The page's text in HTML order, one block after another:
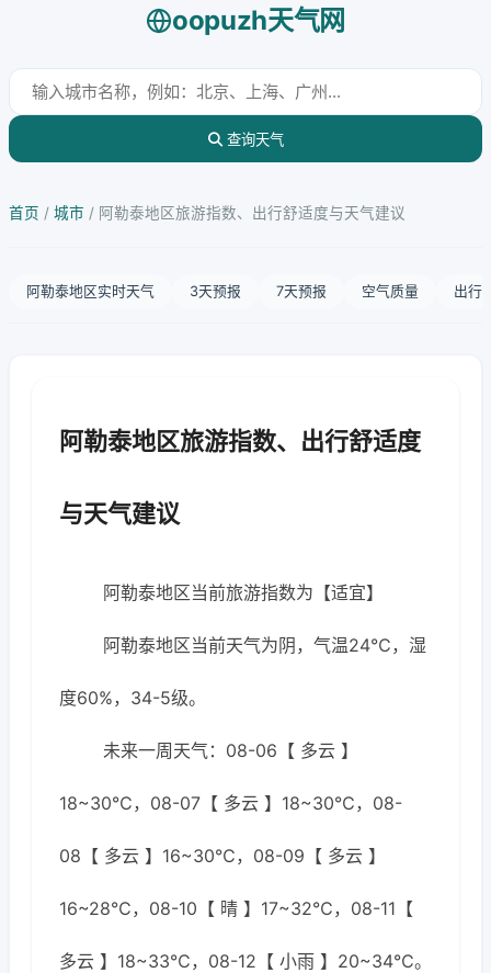
oopuzh天气网
查询天气
首页 / 城市 / 阿勒泰地区旅游指数、出行舒适度与天气建议
阿勒泰地区实时天气 3天预报 7天预报 空气质量 出行
阿勒泰地区旅游指数、出行舒适度
与天气建议
阿勒泰地区当前旅游指数为【适宜】
阿勒泰地区当前天气为阴，气温24℃，湿
度60%，34-5级。
未来一周天气：08-06【 多云 】
18~30℃，08-07【 多云 】18~30℃，08-
08【 多云 】16~30℃，08-09【 多云 】
16~28℃，08-10【 晴 】17~32℃，08-11【
多云 】18~33℃，08-12【 小雨 】20~34℃。